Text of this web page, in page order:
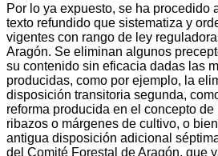
Por lo ya expuesto, se ha procedido
texto refundido que sistematiza y
vigentes con rango de ley
Aragón. Se eliminan algunos
su contenido sin eficacia dadas las
producidas, como por ejemplo, la
disposición transitoria segunda,
reforma producida en el concepto
ribazos o márgenes de cultivo, o
antigua disposición adicional
del Comité Forestal de Aragón, que